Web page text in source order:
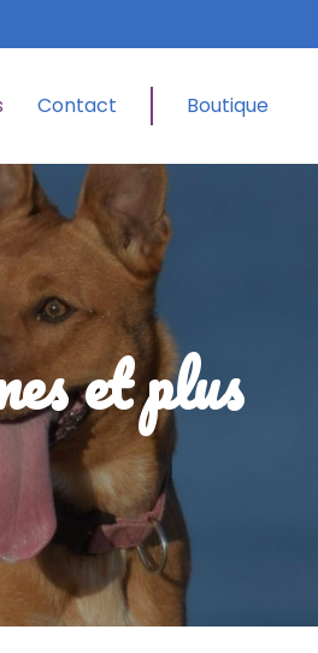
Contact Boutique
et plus